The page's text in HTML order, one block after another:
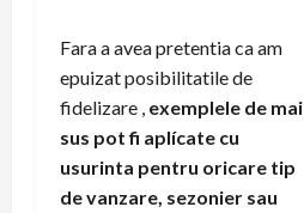
Fara a avea pretentia ca am
epuizat posibilitatile de
fidelizare , exemplele de mai
sus pot fi aplícate cu
usurinta pentru oricare tip
de vanzare, sezonier sau